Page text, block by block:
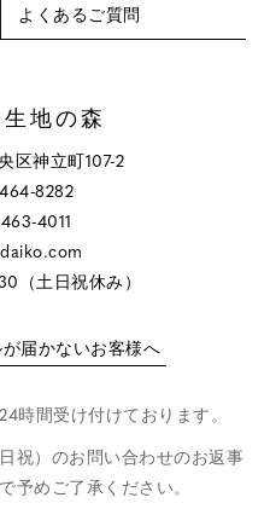
よくあるご質問
地の森
区神立町107-2
8282
4011
（土日祝休み）
届かないお客様へ
時間受け付けております。
祝）のお問い合わせのお返事
予めご了承ください。